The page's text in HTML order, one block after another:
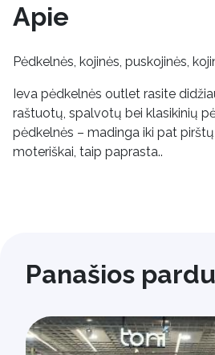
Apie
Pėdkelnės, kojinės, puskojinės,
Ieva pėdkelnės outlet rasite
raštuotų, spalvotų bei klasikinių
pėdkelnės – madinga iki pat
moteriškai, taip paprasta..
Panašios